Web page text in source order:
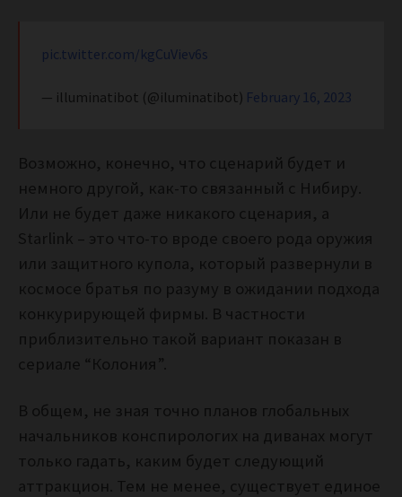
pic.twitter.com/kgCuViev6s
— illuminatibot (@iluminatibot) February 16, 2023
Возможно, конечно, что сценарий будет и
немного другой, как-то связанный с Нибиру.
Или не будет даже никакого сценария, а
Starlink – это что-то вроде своего рода оружия
или защитного купола, который развернули в
космосе братья по разуму в ожидании подхода
конкурирующей фирмы. В частности
приблизительно такой вариант показан в
сериале “Колония”.
В общем, не зная точно планов глобальных
начальников конспирологих на диванах могут
только гадать, каким будет следующий
аттракцион. Тем не менее, существует единое